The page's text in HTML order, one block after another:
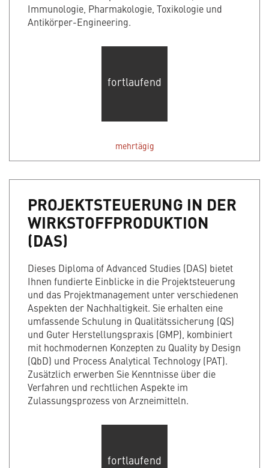
Immunologie, Pharmakologie, Toxikologie und
Antikörper-Engineering.
fortlaufend
mehrtägig
PROJEKTSTEUERUNG IN DER
WIRKSTOFFPRODUKTION
(DAS)
Dieses Diploma of Advanced Studies (DAS) bietet
Ihnen fundierte Einblicke in die Projektsteuerung
und das Projektmanagement unter verschiedenen
Aspekten der Nachhaltigkeit. Sie erhalten eine
umfassende Schulung in Qualitätssicherung (QS)
und Guter Herstellungspraxis (GMP), kombiniert
mit hochmodernen Konzepten zu Quality by Design
(QbD) und Process Analytical Technology (PAT).
Zusätzlich erwerben Sie Kenntnisse über die
Verfahren und rechtlichen Aspekte im
Zulassungsprozess von Arzneimitteln.
fortlaufend